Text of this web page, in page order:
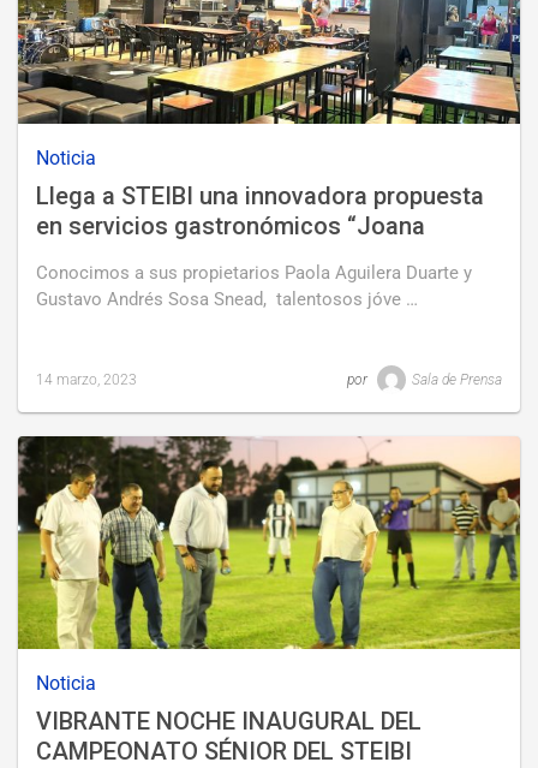
Noticia
Llega a STEIBI una innovadora propuesta
en servicios gastronómicos “Joana
Conocimos a sus propietarios Paola Aguilera Duarte y
Gustavo Andrés Sosa Snead, talentosos jóve …
marzo,
14 marzo, 2023 por Sala de Prensa
Noticia
VIBRANTE NOCHE INAUGURAL DEL
CAMPEONATO SÉNIOR DEL STEIBI